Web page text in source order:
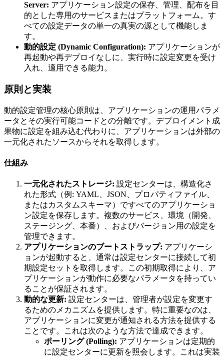
Server: アプリケーション設定の保存、管理、配布を目
的とした専用のサービスまたはプラットフォーム。す
べての設定データの単一の真実の源として機能しま
す。
動的設定 (Dynamic Configuration): アプリケーションが
再起動や再デプロイなしに、実行時に設定変更を受け
入れ、適用できる能力。
原則と実装
動的設定管理の核心原則は、アプリケーションの運用パラメ
ータとその実行可能コードとの分離です。デプロイメント成
果物に設定を組み込む代わりに、アプリケーションは外部の
一元化されたソースからそれを取得します。
仕組み
一元化されたストレージ: 設定センターは、構造化さ
れた形式（例: YAML、JSON、プロパティファイル、
またはカスタムスキーマ）ですべてのアプリケーショ
ン設定を保存します。複数のサービス、環境（開発、
ステージング、本番）、およびバージョン用の設定を
管理できます。
アプリケーションのブートストラップ: アプリケーシ
ョンが起動すると、通常は設定センターに接続して初
期設定セットを取得します。この初期取得により、ア
プリケーションが動作に必要なパラメータを持ってい
ることが保証されます。
動的な更新: 設定センターは、管理者が設定を変更す
るためのメカニズムを提供します。特に重要なのは、
アプリケーションに変更が通知される方法を提供する
ことです。これは次のような方法で達成できます。
ポーリング (Polling): アプリケーションは定期的
に設定センターに更新を照会します。これは実装